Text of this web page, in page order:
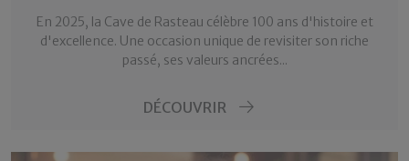
En 2025, la Cave de Rasteau célèbre 100 ans d'histoire et
d'excellence. Une occasion unique de revisiter son riche
passé, ses valeurs ancrées...
DÉCOUVRIR